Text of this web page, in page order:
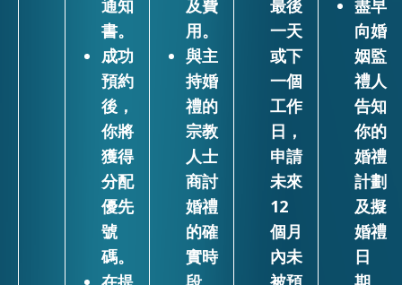
通知
書。
成功
預約
後，
你將
獲得
分配
優先
號
碼。
及費
用。
與主
持婚
禮的
宗教
人士
商討
婚禮
的確
實時
最後
一天
或下
一個
工作
日，
申請
未來
12
個月
內未
盡早
向婚
姻監
禮人
告知
你的
婚禮
計劃
及擬
婚禮
日